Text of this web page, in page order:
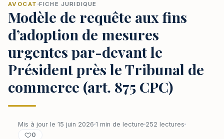
AVOCAT FICHE JURIDIQUE
Modèle de requête aux fins
d’adoption de mesures
urgentes par-devant le
Président près le Tribunal de
commerce (art. 875 CPC)
Mis à jour le 15 juin 2026 1 min de lecture 252 lectures
0